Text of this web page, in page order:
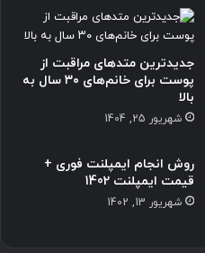
جدیدترین متدهای مراقبت از
پوست برای خانم‌های ۳۰ سال به
بالا
شهریور 25, 1404
روش انجام ایمپلنت فوری +
قیمت ایمپلنت 1402
شهریور 13, 1402